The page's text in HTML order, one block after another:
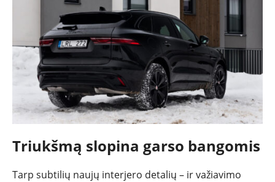
Triukšmą slopina garso bangomis
Tarp subtilių naujų interjero detalių – ir važiavimo